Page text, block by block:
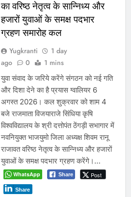
का वरिष्ठ नेतृत्व के सान्निध्य और
हजारों युवाओं के समक्ष पदभार
ग्रहण समारोह कल
Yugkranti
1 day
ago
0 1 mins
युवा संवाद के जरिये करेंगे संगठन को नई गति
और दिशा देने का है प्रयास ग्वालियर 6
अगस्त 2026। कल शुक्रवार को शाम 4
बजे राजमाता विजयाराजे सिंधिया कृषि
विश्वविद्यालय के श्री दत्तोपंत ठेंगड़ी सभागार में
नवनियुक्त भाजयुमो जिला अध्यक्ष शिवम रानू
राजावत वरिष्ठ नेतृत्व के सान्निध्य और हजारों
युवाओं के समक्ष पदभार ग्रहण करेंगे।…
WhatsApp Share Post
Share